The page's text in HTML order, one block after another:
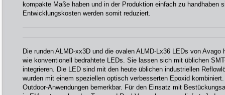
kompakte Maße haben und in der Produktion einfach zu handhaben
Entwicklungskosten werden somit reduziert.
Die runden ALMD-xx3D und die ovalen ALMD-Lx36 LEDs von
wie konventionell bedrahtete LEDs. Sie lassen sich mit üblichen
integrieren. Die LED sind mit den heute üblichen industriellen
wurden mit einem speziellen optisch verbesserten Epoxid
Outdoor-Anwendungen bemerkbar. Für den Einsatz mit